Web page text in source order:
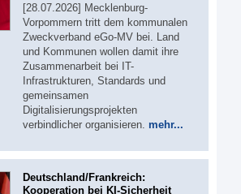
[28.07.2026] Mecklenburg-
Vorpommern tritt dem kommunalen
Zweckverband eGo-MV bei. Land
und Kommunen wollen damit ihre
Zusammenarbeit bei IT-
Infrastrukturen, Standards und
gemeinsamen
Digitalisierungsprojekten
verbindlicher organisieren. mehr...
Deutschland/Frankreich:
Kooperation bei KI-Sicherheit